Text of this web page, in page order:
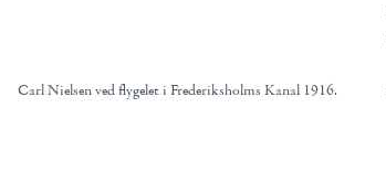
Carl Nielsen ved flygelet i Frederiksholms Kanal 1916.